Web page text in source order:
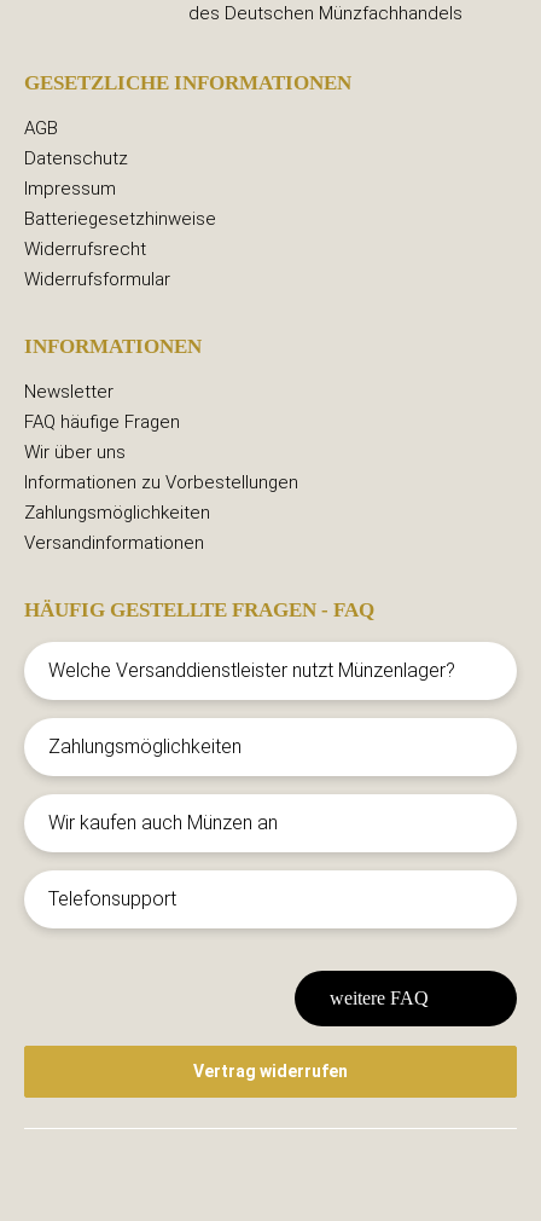
des Deutschen Münzfachhandels
GESETZLICHE INFORMATIONEN
AGB
Datenschutz
Impressum
Batteriegesetzhinweise
Widerrufsrecht
Widerrufsformular
INFORMATIONEN
Newsletter
FAQ häufige Fragen
Wir über uns
Informationen zu Vorbestellungen
Zahlungsmöglichkeiten
Versandinformationen
HÄUFIG GESTELLTE FRAGEN - FAQ
Welche Versanddienstleister nutzt Münzenlager?
Zahlungsmöglichkeiten
Wir kaufen auch Münzen an
Telefonsupport
weitere FAQ
Vertrag widerrufen